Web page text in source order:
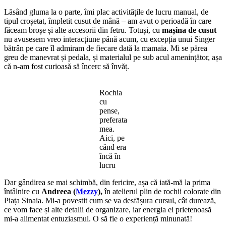
Lăsând gluma la o parte, îmi plac activitățile de lucru manual, de
tipul croșetat, împletit cusut de mână – am avut o perioadă în care
făceam broșe și alte accesorii din fetru. Totuși, cu mașina de cusut
nu avusesem vreo interacțiune până acum, cu excepția unui Singer
bătrân pe care îl admiram de fiecare dată la mamaia. Mi se părea
greu de manevrat și pedala, și materialul pe sub acul amenințător, așa
că n-am fost curioasă să încerc să învăț.
Rochia
cu
pense,
preferata
mea.
Aici, pe
când era
încă în
lucru
Dar gândirea se mai schimbă, din fericire, așa că iată-mă la prima
întâlnire cu Andreea (Mezzy),în atelierul plin de rochii colorate din
Piața Sinaia. Mi-a povestit cum se va desfășura cursul, cât durează,
ce vom face și alte detalii de organizare, iar energia ei prietenoasă
mi-a alimentat entuziasmul. O să fie o experiență minunată!